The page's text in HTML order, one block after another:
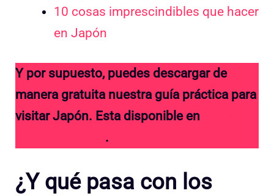
10 cosas imprescindibles que hacer
en Japón
Y por supuesto, puedes descargar de
manera gratuita nuestra guía práctica para
visitar Japón. Esta disponible en
.
¿Y qué pasa con los